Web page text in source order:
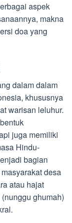
aspek
makna
doa yang
dalam dalam
khususnya
warisan leluhur.
juga memiliki
Hindu-
bagian
desa
atau hajat
ghumah)